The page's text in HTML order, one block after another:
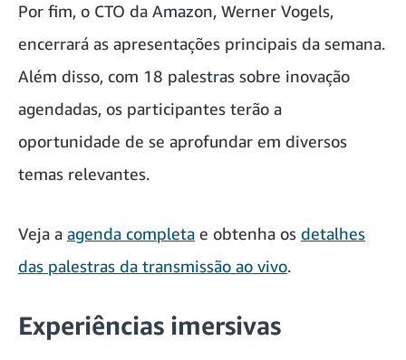
Por fim, o CTO da Amazon, Werner Vogels,
encerrará as apresentações principais da semana.
Além disso, com 18 palestras sobre inovação
agendadas, os participantes terão a
oportunidade de se aprofundar em diversos
temas relevantes.
Veja a agenda completa e obtenha os detalhes
das palestras da transmissão ao vivo.
Experiências imersivas